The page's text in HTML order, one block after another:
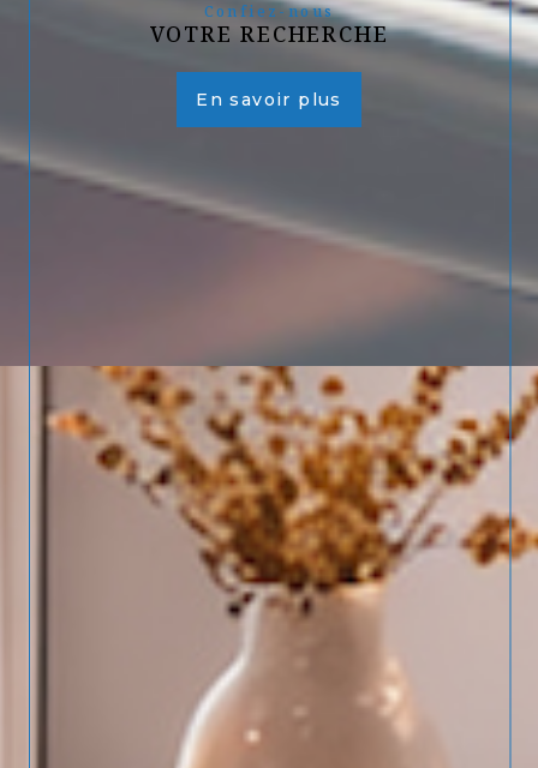
Confiez-nous
VOTRE RECHERCHE
En savoir plus